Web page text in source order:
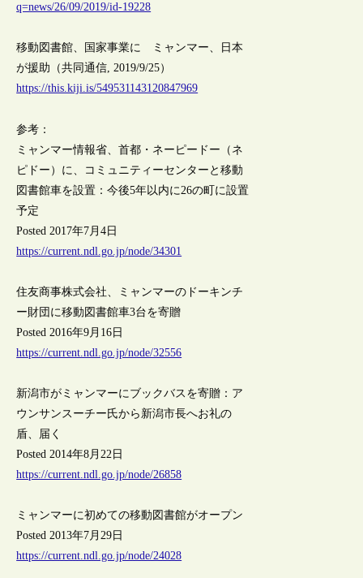
q=news/26/09/2019/id-19228
移動図書館、国家事業に ミャンマー、日本
が援助（共同通信, 2019/9/25）
https://this.kiji.is/549531143120847969
参考：
ミャンマー情報省、首都・ネーピードー（ネ
ピドー）に、コミュニティーセンターと移動
図書館車を設置：今後5年以内に26の町に設置
予定
Posted 2017年7月4日
https://current.ndl.go.jp/node/34301
住友商事株式会社、ミャンマーのドーキンチ
ー財団に移動図書館車3台を寄贈
Posted 2016年9月16日
https://current.ndl.go.jp/node/32556
新潟市がミャンマーにブックバスを寄贈：ア
ウンサンスーチー氏から新潟市長へお礼の
盾、届く
Posted 2014年8月22日
https://current.ndl.go.jp/node/26858
ミャンマーに初めての移動図書館がオープン
Posted 2013年7月29日
https://current.ndl.go.jp/node/24028